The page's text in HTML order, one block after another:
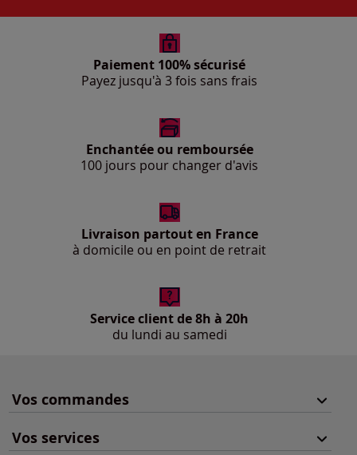
Paiement 100% sécurisé
Payez jusqu'à 3 fois sans frais
Enchantée ou remboursée
100 jours pour changer d'avis
Livraison partout en France
à domicile ou en point de retrait
Service client de 8h à 20h
du lundi au samedi
Vos commandes
Vos services